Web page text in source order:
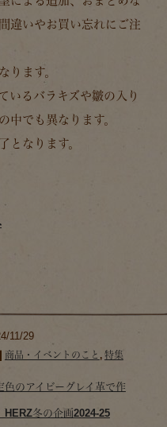
違いやお買い忘れにご注
ります。
いるバラキズや皺の入り
中でも異なります。
となります。
11/29
商品・イベントのこと , 特集
色のアイビーグレイ革で作
HERZ冬の企画2024-25